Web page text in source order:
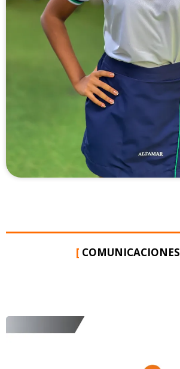
[ COMUNICACIONES